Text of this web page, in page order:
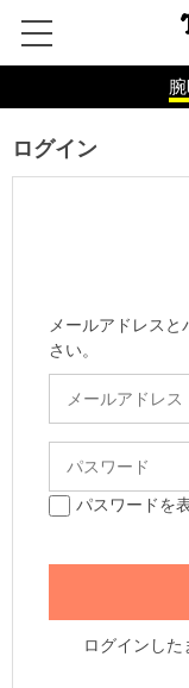
ログイン
メールアドレス
さい。
パスワードを
ログインした